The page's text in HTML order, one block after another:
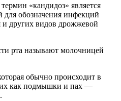
«кандидоз» является
для обозначения инфекций
и других видов дрожжевой
рта называют молочницей
обычно происходит в
как подмышки и пах —